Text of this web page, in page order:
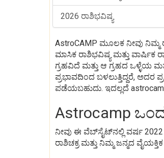
2026 ರಾಶಿಭವಿಷ್ಯ
AstroCAMP ಮೂಲಕ ನೀವು ನಿಮ್ಮ
ಮಾಸಿಕ ರಾಶಿಭವಿಷ್ಯ ಮತ್ತು
ಗ್ರಹವಿದೆ ಮತ್ತು ಆ ಗ್ರಹದ ಒಳ್ಳೆಯ
ಪ್ರಭಾವದಿಂದ ಬಳಲುತ್ತಿದ್ದರೆ,
ಪಡೆಯಬಹುದು. ಇದಲ್ಲದೆ
Astrocamp
ನೀವು ಈ ವೆಬ್‌ಸೈಟ್‌ನಲ್ಲಿ ವರ್ಷ
ರಾಶಿಚಕ್ರ ಮತ್ತು ನಿಮ್ಮ ಜನ್ಮದ